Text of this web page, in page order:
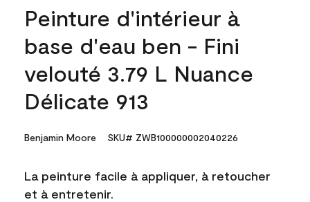
Peinture d'intérieur à
base d'eau ben - Fini
velouté 3.79 L Nuance
Délicate 913
Benjamin Moore SKU# ZWB100000002040226
La peinture facile à appliquer, à retoucher
et à entretenir.